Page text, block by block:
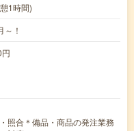
1時間)
！
照合＊備品・商品の発注業務